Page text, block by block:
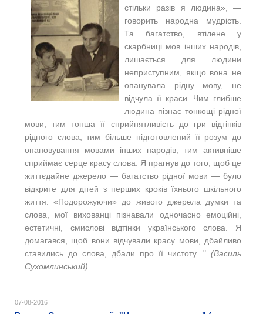
стільки разів я людина», —
говорить народна мудрість.
Та багатство, втілене у
скарбниці мов інших народів,
лишається для людини
неприступним, якщо вона не
опанувала рідну мову, не
відчула її краси. Чим глибше
людина пізнає тонкощі рідної
мови, тим тонша її сприйнятливість до гри відтінків
рідного слова, тим більше підготовлений її розум до
опановування мовами інших народів, тим активніше
сприймає серце красу слова. Я прагнув до того, щоб це
життєдайне джерело — багатство рідної мови — було
відкрите для дітей з перших кроків їхнього шкільного
життя. «Подорожуючи» до живого джерела думки та
слова, мої вихованці пізнавали одночасно емоційні,
естетичні, смислові відтінки українського слова. Я
домагався, щоб вони відчували красу мови, дбайливо
ставились до слова, дбали про її чистоту..." (Василь
Сухомлинський)
07-08-2016